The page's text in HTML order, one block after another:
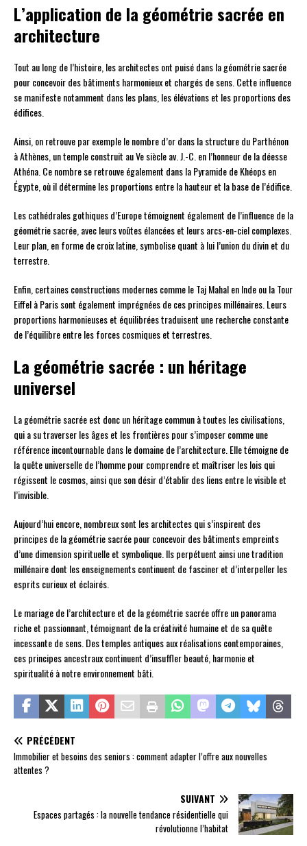
L’application de la géométrie sacrée en
architecture
Tout au long de l’histoire, les architectes ont puisé dans la géométrie sacrée
pour concevoir des bâtiments harmonieux et chargés de sens. Cette influence
se manifeste notamment dans les plans, les élévations et les proportions des
édifices.
Ainsi, on retrouve par exemple le nombre d’or dans la structure du Parthénon
à Athènes, un temple construit au Ve siècle av. J.-C. en l’honneur de la déesse
Athéna. Ce nombre se retrouve également dans la Pyramide de Khéops en
Égypte, où il détermine les proportions entre la hauteur et la base de l’édifice.
Les cathédrales gothiques d’Europe témoignent également de l’influence de la
géométrie sacrée, avec leurs voûtes élancées et leurs arcs-en-ciel complexes.
Leur plan, en forme de croix latine, symbolise quant à lui l’union du divin et du
terrestre.
Enfin, certaines constructions modernes comme le Taj Mahal en Inde ou la Tour
Eiffel à Paris sont également imprégnées de ces principes millénaires. Leurs
proportions harmonieuses et équilibrées traduisent une recherche constante
de l’équilibre entre les forces cosmiques et terrestres.
La géométrie sacrée : un héritage
universel
La géométrie sacrée est donc un héritage commun à toutes les civilisations,
qui a su traverser les âges et les frontières pour s’imposer comme une
référence incontournable dans le domaine de l’architecture. Elle témoigne de
la quête universelle de l’homme pour comprendre et maîtriser les lois qui
régissent le cosmos, ainsi que son désir d’établir des liens entre le visible et
l’invisible.
Aujourd’hui encore, nombreux sont les architectes qui s’inspirent des
principes de la géométrie sacrée pour concevoir des bâtiments empreints
d’une dimension spirituelle et symbolique. Ils perpétuent ainsi une tradition
millénaire dont les enseignements continuent de fasciner et d’interpeller les
esprits curieux et éclairés.
Le mariage de l’architecture et de la géométrie sacrée offre un panorama
riche et passionnant, témoignant de la créativité humaine et de sa quête
incessante de sens. Des temples antiques aux réalisations contemporaines,
ces principes ancestraux continuent d’insuffler beauté, harmonie et
spiritualité à notre environnement bâti.
PRÉCÉDENT
Immobilier et besoins des seniors : comment adapter l’offre aux nouvelles
attentes ?
SUIVANT
Espaces partagés : la nouvelle tendance résidentielle qui
révolutionne l’habitat